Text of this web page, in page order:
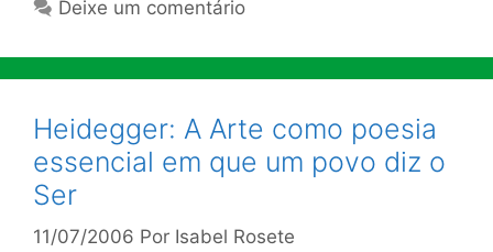
Deixe um comentário
Heidegger: A Arte como poesia
essencial em que um povo diz o
Ser
11/07/2006 Por Isabel Rosete